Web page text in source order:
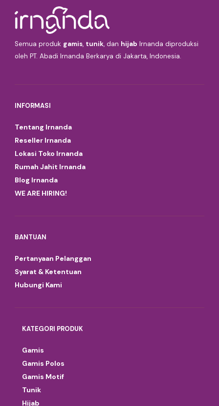
Semua produk gamis, tunik, dan hijab Irnanda diproduksi
oleh PT. Abadi Irnanda Berkarya di Jakarta, Indonesia.
INFORMASI
Tentang Irnanda
Reseller Irnanda
Lokasi Toko Irnanda
Rumah Jahit Irnanda
Blog Irnanda
WE ARE HIRING!
BANTUAN
Pertanyaan Pelanggan
Syarat & Ketentuan
Hubungi Kami
KATEGORI PRODUK
Gamis
Gamis Polos
Gamis Motif
Tunik
Hijab